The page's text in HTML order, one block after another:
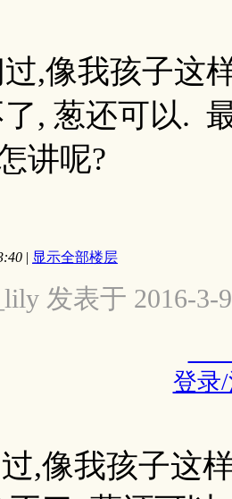
,像我孩子这
, 葱还可以.
讲呢?
| 显示全部楼层
发表于 2016-3-
登录
,像我孩子这